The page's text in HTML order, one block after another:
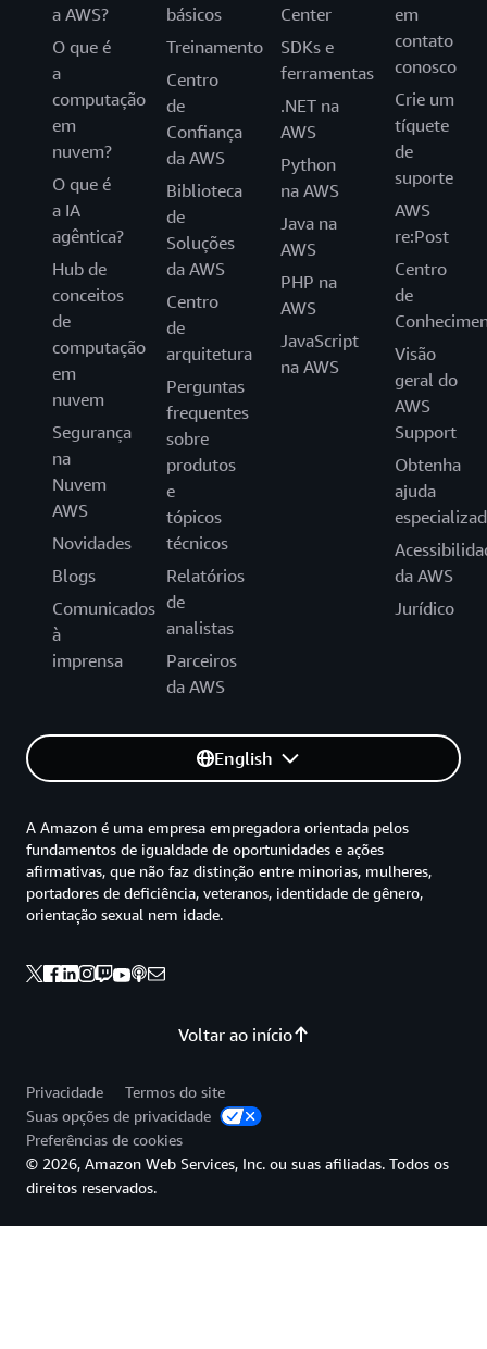
a AWS?
O que é
a
computação
em
nuvem?
O que é
a IA
agêntica?
Hub de
conceitos
de
computação
em
nuvem
Segurança
na
Nuvem
AWS
Novidades
Blogs
Comunicados
à
imprensa
básicos
Treinamento
Centro
de
Confiança
da AWS
Biblioteca
de
Soluções
da AWS
Centro
de
arquitetura
Perguntas
frequentes
sobre
produtos
e
tópicos
técnicos
Relatórios
de
analistas
Parceiros
da AWS
Center
SDKs e
ferramentas
.NET na
AWS
Python
na AWS
Java na
AWS
PHP na
AWS
JavaScript
na AWS
em
contato
conosco
Crie um
tíquete
de
suporte
AWS
re:Post
Centro
de
Visão
geral do
AWS
Support
Obtenha
ajuda
da AWS
Jurídico
English
Voltar ao início
A Amazon é uma empresa empregadora orientada pelos
fundamentos de igualdade de oportunidades e ações
afirmativas, que não faz distinção entre minorias, mulheres,
portadores de deficiência, veteranos, identidade de gênero,
orientação sexual nem idade.
Privacidade
Termos do site
Suas opções de privacidade
Preferências de cookies
© 2026, Amazon Web Services, Inc. ou suas afiliadas. Todos os
direitos reservados.